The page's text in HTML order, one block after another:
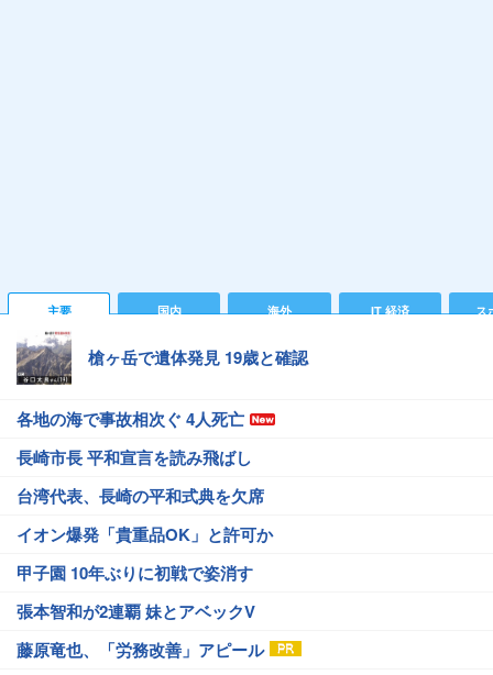
主要 国内 海外 IT 経済 ス
槍ヶ岳で遺体発見 19歳と確認
各地の海で事故相次ぐ 4人死亡
長崎市長 平和宣言を読み飛ばし
台湾代表、長崎の平和式典を欠席
イオン爆発「貴重品OK」と許可か
甲子園 10年ぶりに初戦で姿消す
張本智和が2連覇 妹とアベックV
藤原竜也、「労務改善」アピール